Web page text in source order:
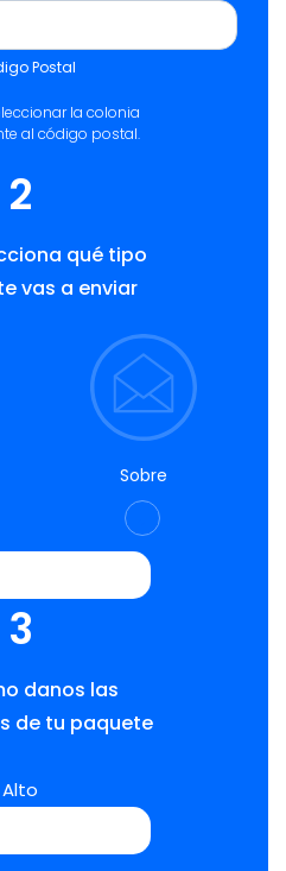
Postal
la colonia
al código postal.
2
qué tipo
vas a enviar
Sobre
3
danos las
de tu paquete
Alto